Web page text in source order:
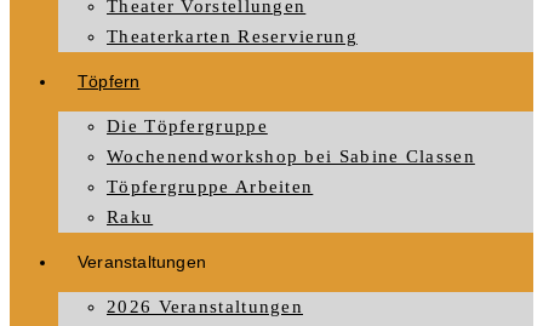
Theater Vorstellungen
Theaterkarten Reservierung
Töpfern
Die Töpfergruppe
Wochenendworkshop bei Sabine Classen
Töpfergruppe Arbeiten
Raku
Veranstaltungen
2026 Veranstaltungen